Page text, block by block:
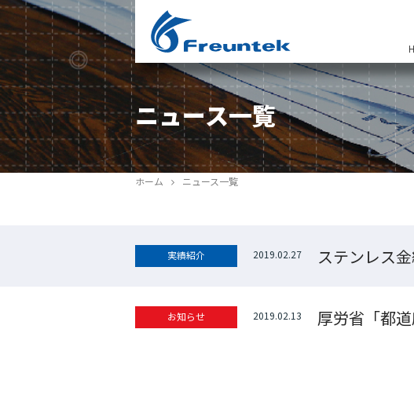
ニュース一覧
ホーム ニュース一覧
実績紹介 2019.02.27 ステンレス
お知らせ 2019.02.13 厚労省「都